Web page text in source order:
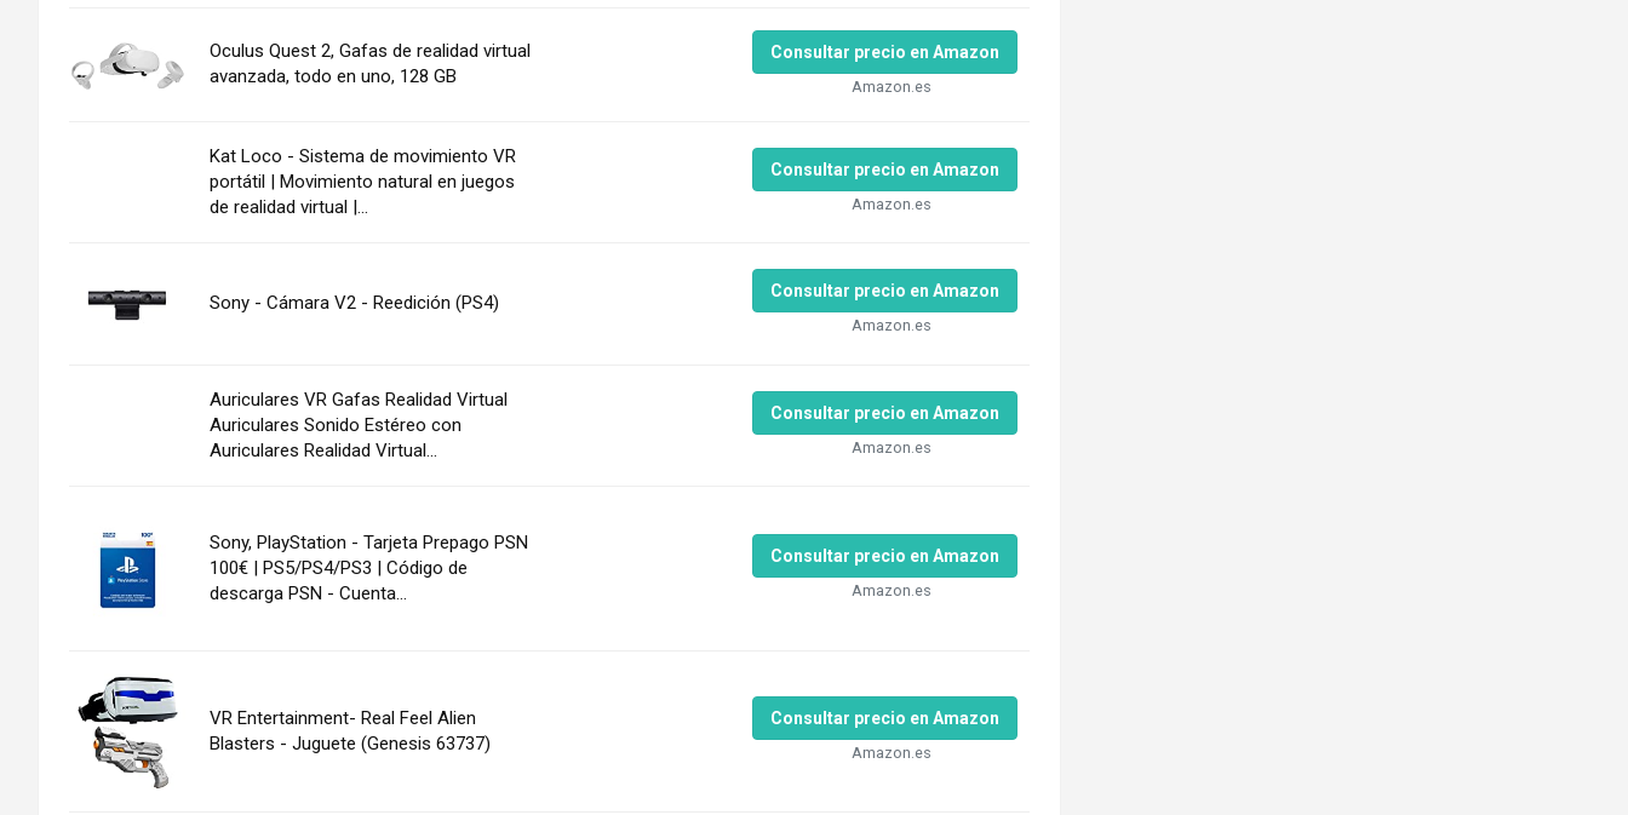
Oculus Quest 2, Gafas de realidad virtual
avanzada, todo en uno, 128 GB
Consultar precio en Amazon
Amazon.es
Kat Loco - Sistema de movimiento VR
portátil | Movimiento natural en juegos
de realidad virtual |...
Consultar precio en Amazon
Amazon.es
Sony - Cámara V2 - Reedición (PS4)
Consultar precio en Amazon
Amazon.es
Auriculares VR Gafas Realidad Virtual
Auriculares Sonido Estéreo con
Auriculares Realidad Virtual...
Consultar precio en Amazon
Amazon.es
Sony, PlayStation - Tarjeta Prepago PSN
100€ | PS5/PS4/PS3 | Código de
descarga PSN - Cuenta...
Consultar precio en Amazon
Amazon.es
VR Entertainment- Real Feel Alien
Blasters - Juguete (Genesis 63737)
Consultar precio en Amazon
Amazon.es